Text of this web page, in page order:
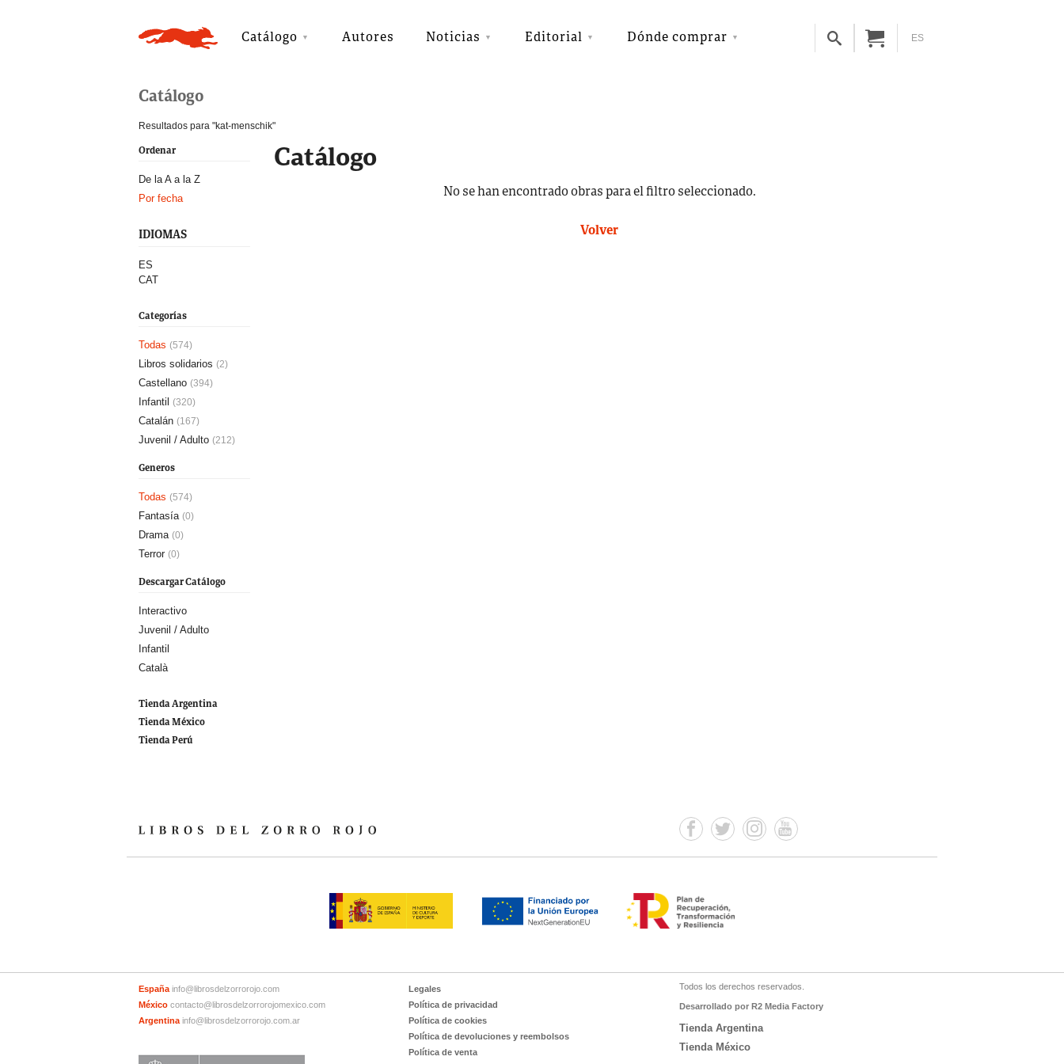
Catálogo Autores Noticias Editorial Dónde comprar ES
Catálogo
Resultados para "kat-menschik"
Ordenar
De la A a la Z
Por fecha
IDIOMAS
ES
CAT
Categorías
Todas (574)
Libros solidarios (2)
Castellano (394)
Infantil (320)
Catalán (167)
Juvenil / Adulto (212)
Generos
Todas (574)
Fantasía (0)
Drama (0)
Terror (0)
Descargar Catálogo
Interactivo
Juvenil / Adulto
Infantil
Català
Tienda Argentina
Tienda México
Tienda Perú
Catálogo
No se han encontrado obras para el filtro seleccionado.
Volver
España info@librosdelzorrorojo.com
México contacto@librosdelzorrorojomexico.com
Argentina info@librosdelzorrorojo.com.ar
Legales
Política de privacidad
Política de cookies
Política de devoluciones y reembolsos
Política de venta
Todos los derechos reservados.
Desarrollado por R2 Media Factory
Tienda Argentina
Tienda México